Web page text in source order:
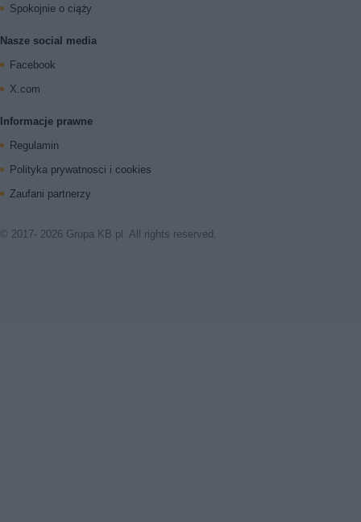
Spokojnie o ciąży
Nasze social media
Facebook
X.com
Informacje prawne
Regulamin
Polityka prywatnosci i cookies
Zaufani partnerzy
© 2017- 2026 Grupa KB.pl. All rights reserved.